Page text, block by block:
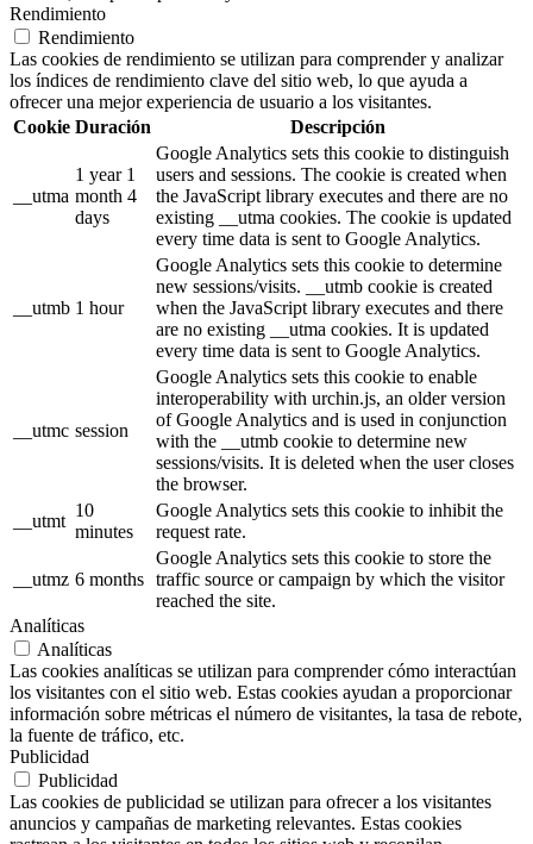
Rendimiento
Rendimiento
Las cookies de rendimiento se utilizan para comprender y analizar
los índices de rendimiento clave del sitio web, lo que ayuda a
ofrecer una mejor experiencia de usuario a los visitantes.
Cookie Duración Descripción
__utma
1 year 1
month 4
days
Google Analytics sets this cookie to distinguish
users and sessions. The cookie is created when
the JavaScript library executes and there are no
existing __utma cookies. The cookie is updated
every time data is sent to Google Analytics.
__utmb 1 hour
Google Analytics sets this cookie to determine
new sessions/visits. __utmb cookie is created
when the JavaScript library executes and there
are no existing __utma cookies. It is updated
every time data is sent to Google Analytics.
__utmc session
Google Analytics sets this cookie to enable
interoperability with urchin.js, an older version
of Google Analytics and is used in conjunction
with the __utmb cookie to determine new
sessions/visits. It is deleted when the user closes
the browser.
__utmt
10
minutes
Google Analytics sets this cookie to inhibit the
request rate.
__utmz 6 months
Google Analytics sets this cookie to store the
traffic source or campaign by which the visitor
reached the site.
Analíticas
Analíticas
Las cookies analíticas se utilizan para comprender cómo interactúan
los visitantes con el sitio web. Estas cookies ayudan a proporcionar
información sobre métricas el número de visitantes, la tasa de rebote,
la fuente de tráfico, etc.
Publicidad
Publicidad
Las cookies de publicidad se utilizan para ofrecer a los visitantes
anuncios y campañas de marketing relevantes. Estas cookies